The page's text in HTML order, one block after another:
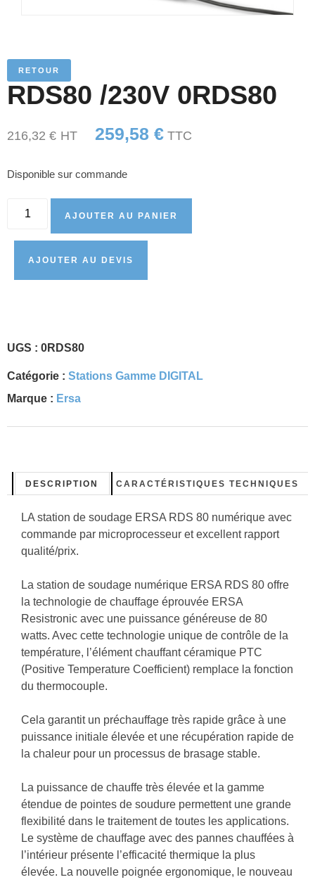
RETOUR
RDS80 /230V 0RDS80
216,32 € HT 259,58 € TTC
Disponible sur commande
AJOUTER AU PANIER
AJOUTER AU DEVIS
UGS : 0RDS80
Catégorie : Stations Gamme DIGITAL
Marque : Ersa
DESCRIPTION CARACTÉRISTIQUES TECHNIQUES
LA station de soudage ERSA RDS 80 numérique avec
commande par microprocesseur et excellent rapport
qualité/prix.
La station de soudage numérique ERSA RDS 80 offre
la technologie de chauffage éprouvée ERSA
Resistronic avec une puissance généreuse de 80
watts. Avec cette technologie unique de contrôle de la
température, l’élément chauffant céramique PTC
(Positive Temperature Coefficient) remplace la fonction
du thermocouple.
Cela garantit un préchauffage très rapide grâce à une
puissance initiale élevée et une récupération rapide de
la chaleur pour un processus de brasage stable.
La puissance de chauffe très élevée et la gamme
étendue de pointes de soudure permettent une grande
flexibilité dans le traitement de toutes les applications.
Le système de chauffage avec des pannes chauffées à
l’intérieur présente l’efficacité thermique la plus
élevée. La nouvelle poignée ergonomique, le nouveau